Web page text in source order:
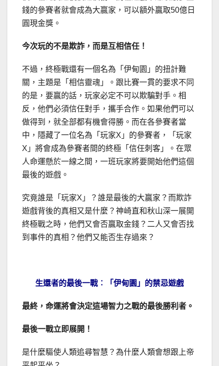
錢的參賽者就會成為大嬴家，可以額外贏取50億日
圓現金獎。
今次玩的不是欺詐，而是互相信任！
不過，終極戰還有一個名為「伊甸園」的扭計難
關，主題是「相信靈魂」。跟比賽一貫的要求不同
的是，要贏的話，玩家必定不可以欺騙對手。相
反，他們必須信任對手，攜手合作。如果他們可以
做得到，就全部都有機會得勝。而在各參賽者當
中，隱藏了一位名為「玩家X」的參賽者，「玩家
X」將會成為參賽者間的終極「信任刺客」。在眾
人命運懸於一線之間，一班玩家將要開始他們這個
最後的遊戲。
究竟誰是「玩家X」？誰是最後的大贏家？而欺詐
遊戲背後的真相又是什麼？神崎直和秋山深一展開
終極戰之時，他們又會否贏取金錢？二人又會否找
到事件的真相？他們又能否生存過來？
生還者的最後一戰︰「伊甸園」的禁忌遊戲
最終，命運將會決定這場智力之戰的最後勝利者。
最後一戰立即展開！
是什麼驅使人類追尋智慧？為什麼人類會想跟上帝